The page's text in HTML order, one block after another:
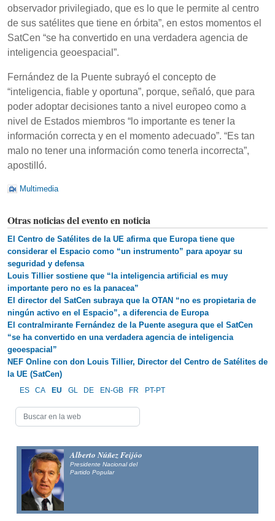
observador privilegiado, que es lo que le permite al centro
de sus satélites que tiene en órbita”, en estos momentos el
SatCen “se ha convertido en una verdadera agencia de
inteligencia geoespacial”.
Fernández de la Puente subrayó el concepto de
“inteligencia, fiable y oportuna”, porque, señaló, que para
poder adoptar decisiones tanto a nivel europeo como a
nivel de Estados miembros “lo importante es tener la
información correcta y en el momento adecuado”. “Es tan
malo no tener una información como tenerla incorrecta”,
apostilló.
Multimedia
Otras noticias del evento en noticia
El Centro de Satélites de la UE afirma que Europa tiene que
considerar el Espacio como “un instrumento” para apoyar su
seguridad y defensa
Louis Tillier sostiene que “la inteligencia artificial es muy
importante pero no es la panacea”
El director del SatCen subraya que la OTAN “no es propietaria de
ningún activo en el Espacio”, a diferencia de Europa
El contralmirante Fernández de la Puente asegura que el SatCen
“se ha convertido en una verdadera agencia de inteligencia
geoespacial”
NEF Online con don Louis Tillier, Director del Centro de Satélites de
la UE (SatCen)
ES CA EU GL DE EN-GB FR PT-PT
Alberto Núñez Feijóo
Presidente Nacional del
Partido Popular